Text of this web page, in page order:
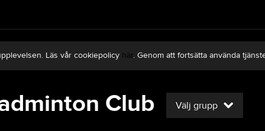
Läs vår cookiepolicy här. Genom att fortsätta använda
Club Välj grupp